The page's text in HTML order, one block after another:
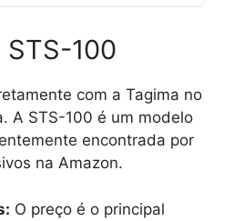
100
com a Tagima no
A STS-100 é um modelo
encontrada por
na Amazon.
O preço é o principal